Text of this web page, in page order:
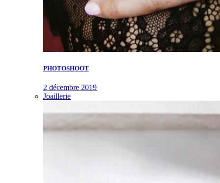
PHOTOSHOOT
2 décembre 2019
Joaillerie